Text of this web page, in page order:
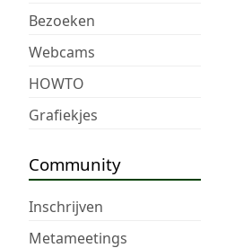
Bezoeken
Webcams
HOWTO
Grafiekjes
Community
Inschrijven
Metameetings